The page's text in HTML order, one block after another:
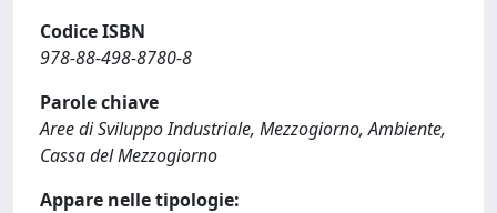
Codice ISBN
978-88-498-8780-8
Parole chiave
Aree di Sviluppo Industriale, Mezzogiorno, Ambiente,
Cassa del Mezzogiorno
Appare nelle tipologie: